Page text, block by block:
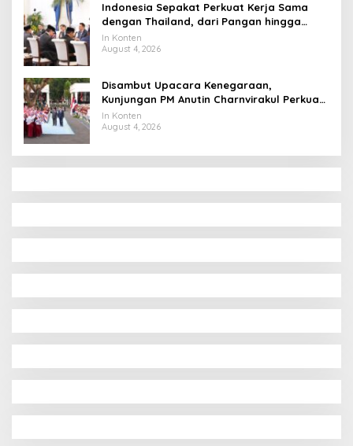
Indonesia Sepakat Perkuat Kerja Sama
dengan Thailand, dari Pangan hingga
Ekonomi Digital
In Konten
August 4, 2026
Disambut Upacara Kenegaraan,
Kunjungan PM Anutin Charnvirakul Perkuat
Hubungan Indonesia-Thailand
In Konten
August 4, 2026